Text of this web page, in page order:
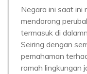
Negara ini saat ini
mendorong
termasuk di
Seiring dengan
pemahaman
ramah lingkungan